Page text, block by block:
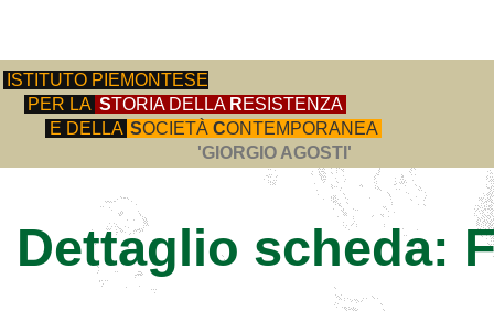
ISTITUTO PIEMONTESE
PER LA STORIA DELLA RESISTENZA
E DELLA SOCIETÀ CONTEMPORANEA
'GIORGIO AGOSTI'
Dettaglio scheda: